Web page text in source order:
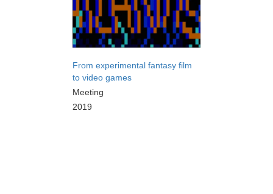
From experimental fantasy film
to video games
Meeting
2019